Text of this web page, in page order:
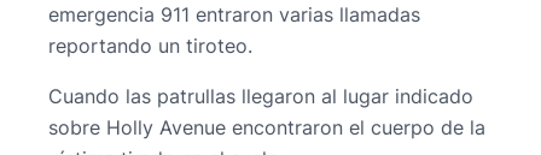
emergencia 911 entraron varias llamadas
reportando un tiroteo.
Cuando las patrullas llegaron al lugar indicado
sobre Holly Avenue encontraron el cuerpo de la